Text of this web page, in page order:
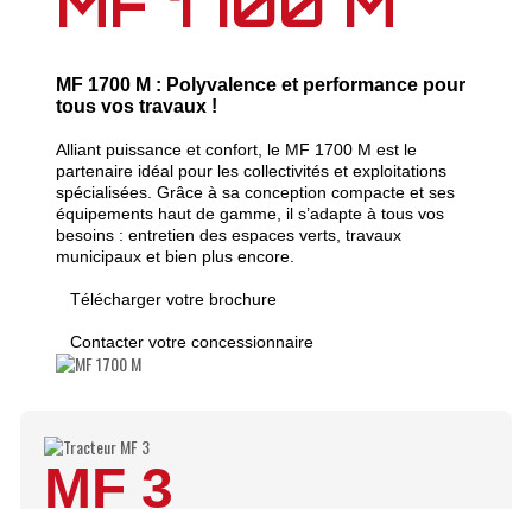
MF 1700 M : Polyvalence et performance pour
tous vos travaux !
Alliant puissance et confort, le MF 1700 M est le
partenaire idéal pour les collectivités et exploitations
spécialisées. Grâce à sa conception compacte et ses
équipements haut de gamme, il s’adapte à tous vos
besoins : entretien des espaces verts, travaux
municipaux et bien plus encore.
Télécharger votre brochure
Contacter votre concessionnaire
MF 3